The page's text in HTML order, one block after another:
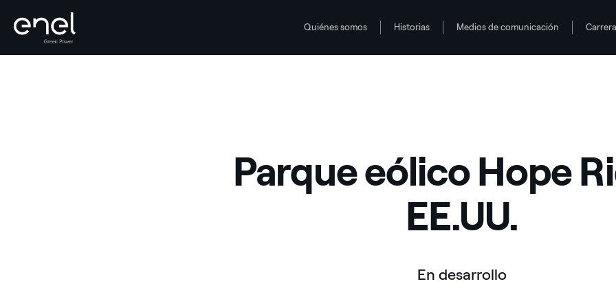
Quiénes somos Historias Medios de comunicación
Parque eólico Hope
EE.UU.
En desarrollo